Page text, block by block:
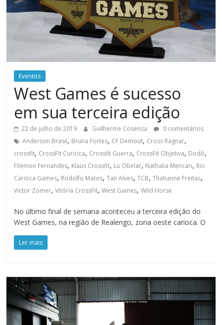
Eventos
West Games é sucesso
em sua terceira edição
22 de julho de 2019 Guilherme Cosenza
0 comentários
Anderson Brasil, Bruna Fortes, CF Demout, Cross Ragnar,
crossfit, CrossFit Curicica, Crossfit Guerra, CrossFit Objetiva, Dodô,
Filemon Fernandes, Klaus Crossfit, Lu Obelar, Nathalia Mencari, Rio
Carioca Games, Rodolfo Matos,Tati Alves,TCB,Thatianne Freitas,
Victor Zomer,Vitória CrossFit,West Games,Wild Horse
No último final de semana aconteceu a terceira edição do
West Games, na região de Realengo, zona oeste carioca. O
Ler mais